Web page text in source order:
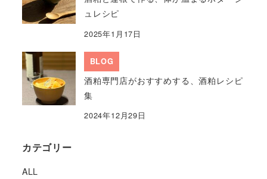
ュレシピ
2025年1月17日
BLOG
酒粕専門店がおすすめする、酒粕レシピ
集
2024年12月29日
カテゴリー
ALL